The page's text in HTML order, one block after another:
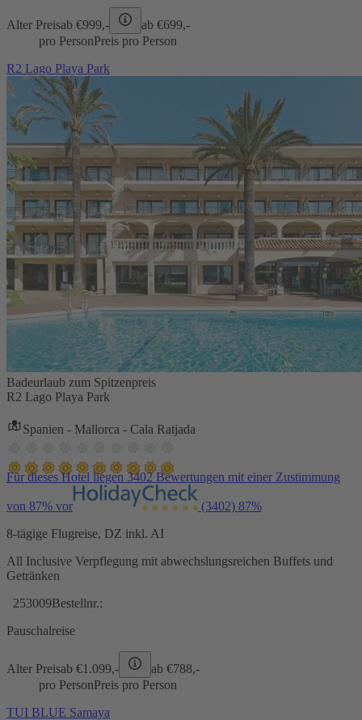
Alter Preisab €999,- ab €699,-
pro PersonPreis pro Person
R2 Lago Playa Park
Badeurlaub zum Spitzenpreis
R2 Lago Playa Park
Spanien - Mallorca - Cala Ratjada
Für dieses Hotel liegen 3402 Bewertungen mit einer Zustimmung
von 87% vor (3402) 87%
8-tägige Flugreise, DZ inkl. AI
All Inclusive Verpflegung mit abwechslungsreichen Buffets und
Getränken
253009Bestellnr.:
Pauschalreise
Alter Preisab €1.099,- ab €788,-
pro PersonPreis pro Person
TUI BLUE Samaya